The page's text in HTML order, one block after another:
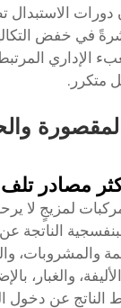
دورات
في خفض
الإداري
متكرر.
مصادر
لمزيجٍ لا
الناتجة
والمشروبات،
والغبار،
الناتج عن